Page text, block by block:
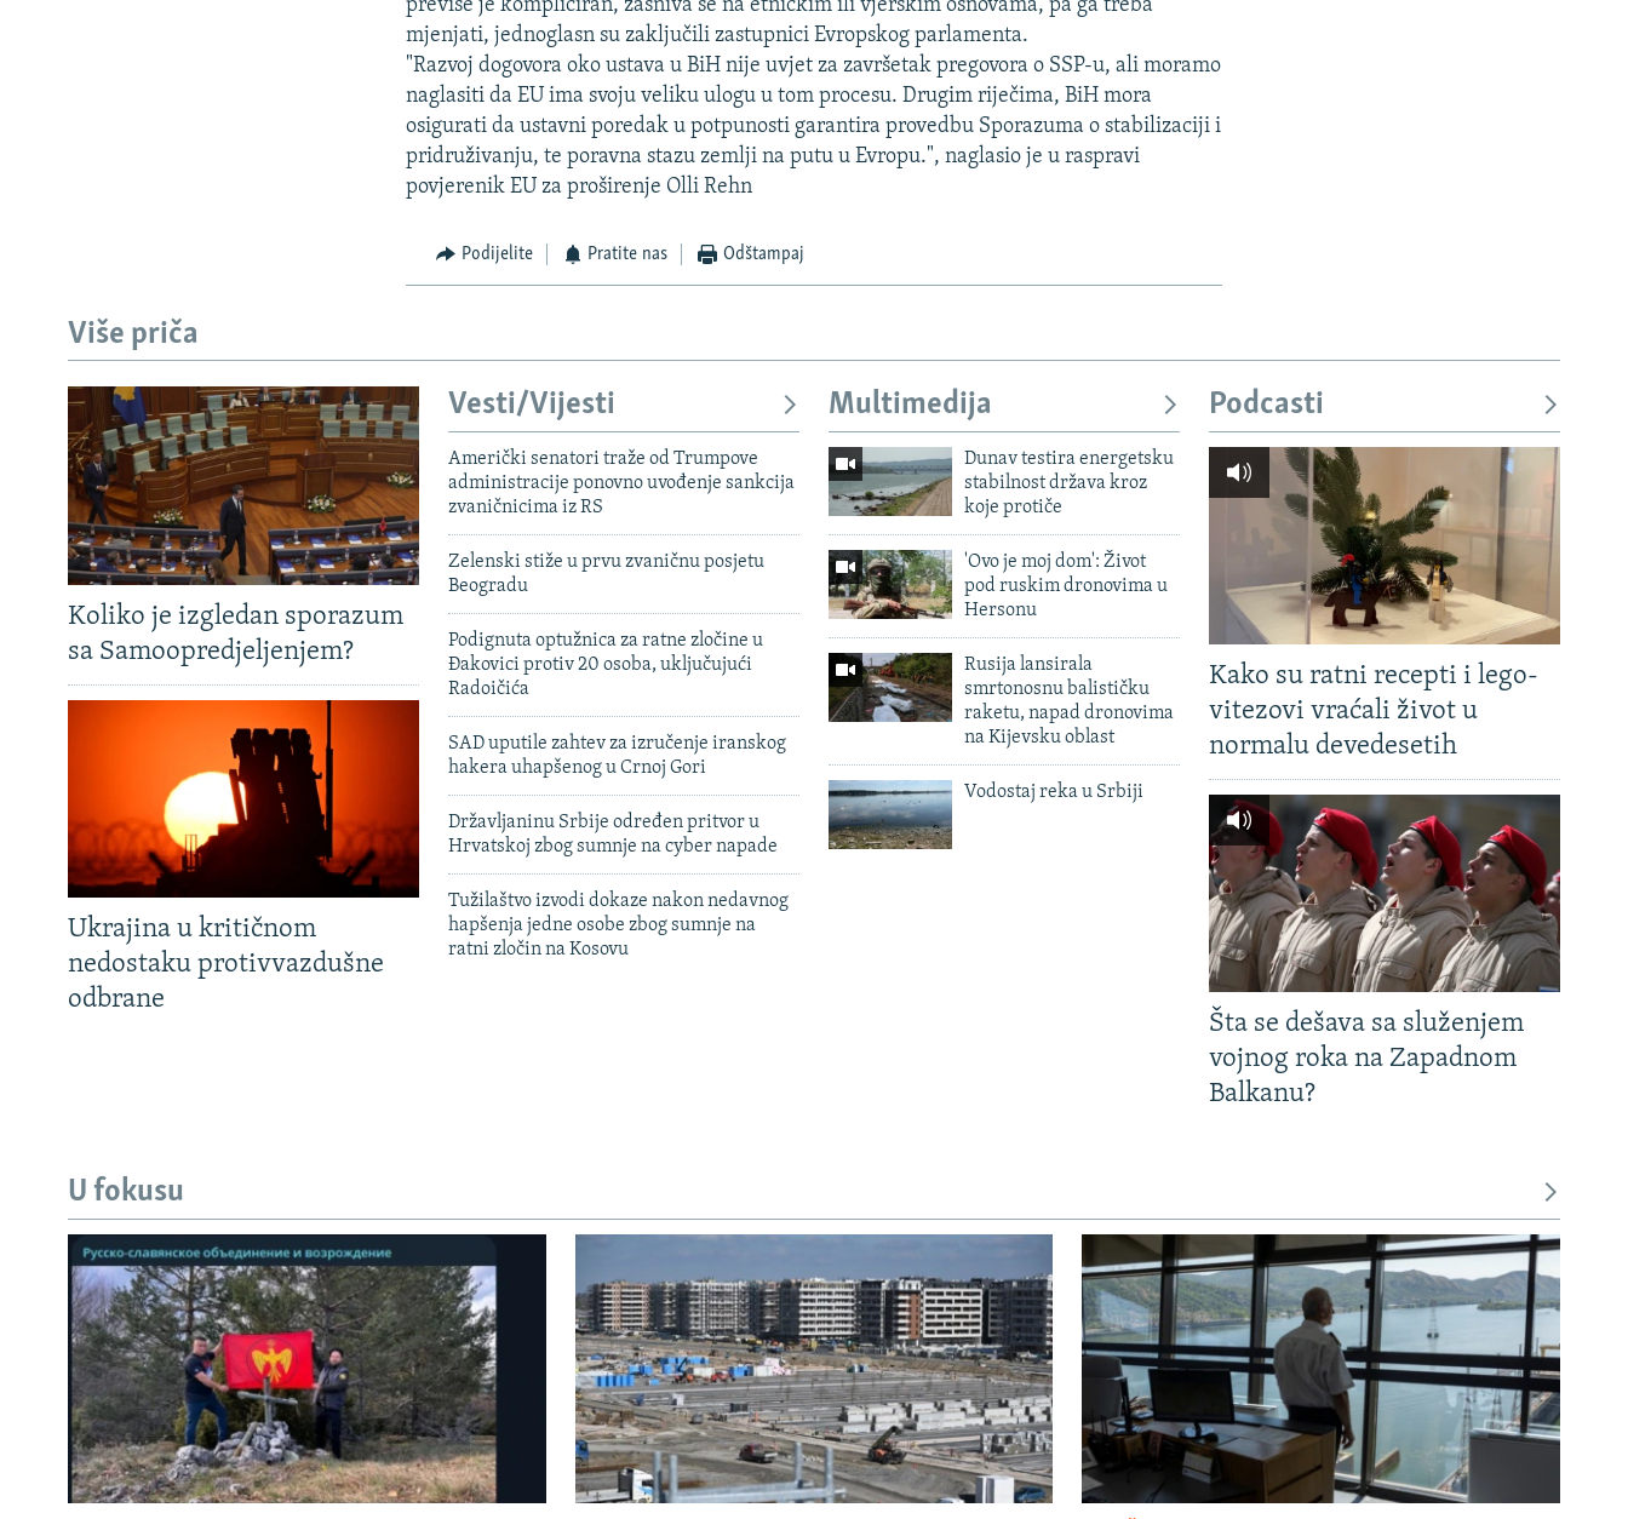
MOJA EVROPA
TRI DECENIJE OD RATA U BIH
SVE KARTE DEJTONA
NASTANAK I RASPAD JUGOSLAVIJE
previše je kompliciran, zasniva se na etničkim ili vjerskim osnovama, pa ga treba
mjenjati, jednoglasn su zaključili zastupnici Evropskog parlamenta.
"Razvoj dogovora oko ustava u BiH nije uvjet za završetak pregovora o SSP-u, ali moramo
naglasiti da EU ima svoju veliku ulogu u tom procesu. Drugim riječima, BiH mora
osigurati da ustavni poredak u potpunosti garantira provedbu Sporazuma o stabilizaciji i
pridruživanju, te poravna stazu zemlji na putu u Evropu.", naglasio je u raspravi
povjerenik EU za proširenje Olli Rehn
Podijelite Pratite nas Odštampaj
Više priča
Koliko je izgledan sporazum
sa Samoopredjeljenjem?
Ukrajina u kritičnom
nedostaku protivvazdušne
odbrane
Vesti/Vijesti
Američki senatori traže od Trumpove
administracije ponovno uvođenje sankcija
zvaničnicima iz RS
Zelenski stiže u prvu zvaničnu posjetu
Beogradu
Podignuta optužnica za ratne zločine u
Đakovici protiv 20 osoba, uključujući
Radoičića
SAD uputile zahtev za izručenje iranskog
hakera uhapšenog u Crnoj Gori
Državljaninu Srbije određen pritvor u
Hrvatskoj zbog sumnje na cyber napade
Tužilaštvo izvodi dokaze nakon nedavnog
hapšenja jedne osobe zbog sumnje na
ratni zločin na Kosovu
Multimedija
Dunav testira energetsku
stabilnost država kroz
koje protiče
'Ovo je moj dom': Život
pod ruskim dronovima u
Hersonu
Rusija lansirala
smrtonosnu balističku
raketu, napad dronovima
na Kijevsku oblast
Vodostaj reka u Srbiji
Podcasti
Kako su ratni recepti i lego-
vitezovi vraćali život u
normalu devedesetih
Šta se dešava sa služenjem
vojnog roka na Zapadnom
Balkanu?
U fokusu